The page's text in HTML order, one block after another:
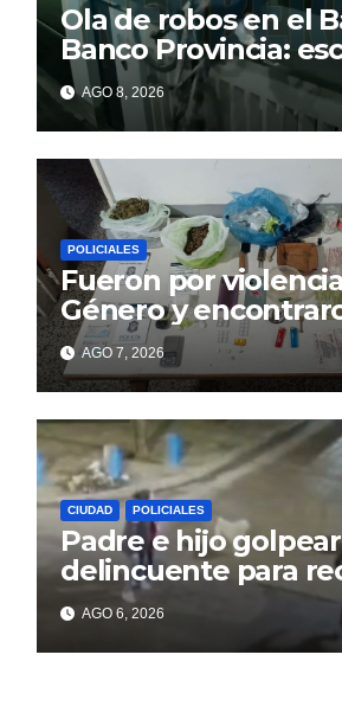
Ola de robos en el
Banco Provincia:
paredes en la noche
responde
AGO 8, 2026
POLICIALES
Fueron por
Género y
AGO 7, 2026
CIUDAD POLICIALES
Padre e hijo
delincuente para
un celular robado
AGO 6, 2026